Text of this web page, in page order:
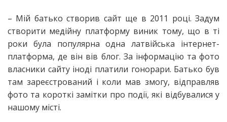
– Мій батько створив сайт ще в 2011 році. Задум
створити медійну платформу виник тому, що в ті
роки була популярна одна латвійська інтернет-
платформа, де він вів блог. За інформацію та фото
власники сайту іноді платили гонорари. Батько був
там зареєстрований і коли мав змогу, відправляв
фото та короткі замітки про події, які відбувалися у
нашому місті.